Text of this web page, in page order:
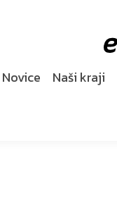
Novice Naši kraji